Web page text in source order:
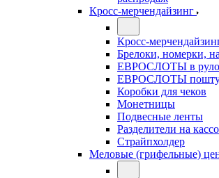
Кросс-мерчендайзинг
Кросс-
Брелоки, номерки,
ЕВРОСЛОТЫ в
ЕВРОСЛОТЫ
Коробки для чеков
Монетницы
Подвесные ленты
Разделители на
Страйпхолдер
Меловые (грифельные)